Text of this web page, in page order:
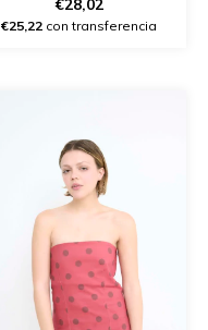
€28,02
€25,22 con transferencia